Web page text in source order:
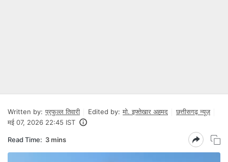
Written by: प्रफुल्ल तिवारी Edited by: मो. इफ्तेखार अहमद
छत्तीसगढ़ न्यूज़
मई 07, 2026 22:45 IST
Read Time: 3 mins